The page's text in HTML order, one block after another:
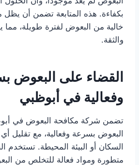
بكفاءة. هذه المتابعة تضمن أن يظل
خالية من البعوض لفترة طويلة، مما
والثقة.
القضاء على البعوض
وفعالية في أبوظبي
تضمن شركة مكافحة البعوض في
البعوض بسرعة وفعالية، مع تقليل أي
السكان أو البيئة المحيطة. تستخدم
متطورة ومواد فعالة للتخلص من